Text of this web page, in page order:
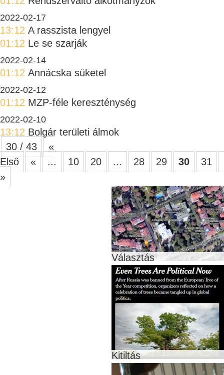
2022-02-17
13:12 A rasszista lengyel
01:12 Le se szarják
2022-02-14
01:12 Annácska süketel
2022-02-12
01:12 MZP-féle kereszténység
2022-02-10
13:12 Bolgár területi álmok
30 / 43
«
Első
« ... 10 20 ... 28 29 30 31
»
Választás
Kitiltás